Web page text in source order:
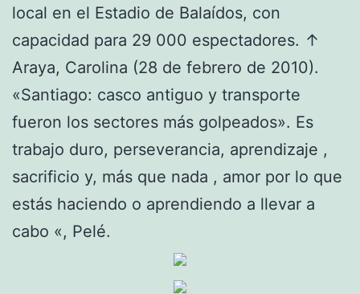
local en el Estadio de Balaídos, con
capacidad para 29 000 espectadores. ↑
Araya, Carolina (28 de febrero de 2010).
«Santiago: casco antiguo y transporte
fueron los sectores más golpeados». Es
trabajo duro, perseverancia, aprendizaje ,
sacrificio y, más que nada , amor por lo que
estás haciendo o aprendiendo a llevar a
cabo «, Pelé.